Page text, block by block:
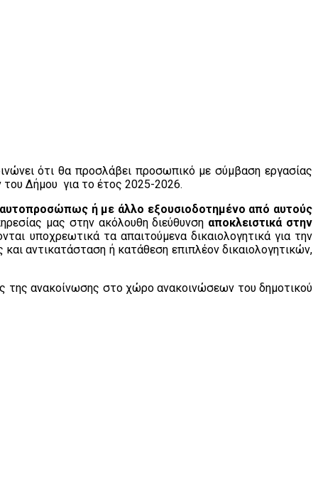
ότι θα προσλάβει προσωπικό με σύμβαση εργασίας
Δήμου για το έτος 2025-2026.
αυτοπροσώπως ή με άλλο εξουσιοδοτημένο από αυτούς
μας στην ακόλουθη διεύθυνση αποκλειστικά στην
υποχρεωτικά τα απαιτούμενα δικαιολογητικά για την
αντικατάσταση ή κατάθεση επιπλέον δικαιολογητικών,
της ανακοίνωσης στο χώρο ανακοινώσεων του δημοτικού